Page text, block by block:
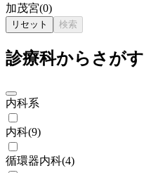
加茂宮(0)
リセット 検索
診療科からさがす
内科系
内科(9)
循環器内科(4)